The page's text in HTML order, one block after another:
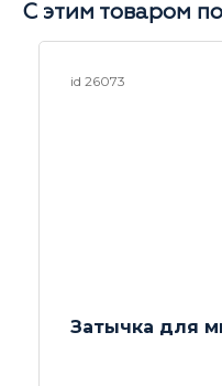
С этим товаром
id 26073
Затычка для